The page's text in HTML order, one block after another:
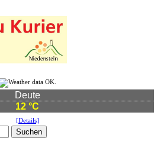
Deute
12 °C
[Details]
Suchen